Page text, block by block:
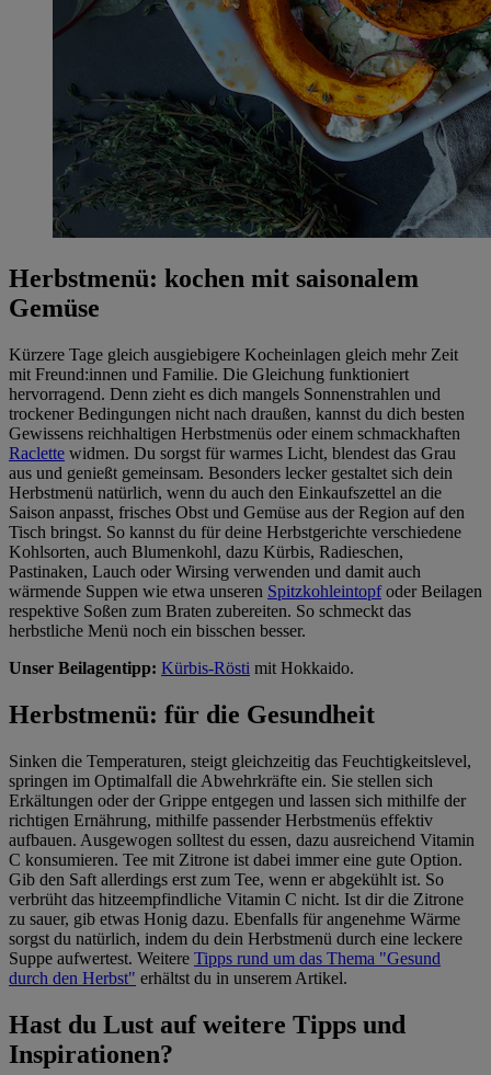
Herbstmenü: kochen mit saisonalem
Gemüse
Kürzere Tage gleich ausgiebigere Kocheinlagen gleich mehr Zeit
mit Freund:innen und Familie. Die Gleichung funktioniert
hervorragend. Denn zieht es dich mangels Sonnenstrahlen und
trockener Bedingungen nicht nach draußen, kannst du dich besten
Gewissens reichhaltigen Herbstmenüs oder einem schmackhaften
Raclette widmen. Du sorgst für warmes Licht, blendest das Grau
aus und genießt gemeinsam. Besonders lecker gestaltet sich dein
Herbstmenü natürlich, wenn du auch den Einkaufszettel an die
Saison anpasst, frisches Obst und Gemüse aus der Region auf den
Tisch bringst. So kannst du für deine Herbstgerichte verschiedene
Kohlsorten, auch Blumenkohl, dazu Kürbis, Radieschen,
Pastinaken, Lauch oder Wirsing verwenden und damit auch
wärmende Suppen wie etwa unseren Spitzkohleintopfoder Beilagen
respektive Soßen zum Braten zubereiten. So schmeckt das
herbstliche Menü noch ein bisschen besser.
Unser Beilagentipp: Kürbis-Rösti mit Hokkaido.
Herbstmenü: für die Gesundheit
Sinken die Temperaturen, steigt gleichzeitig das Feuchtigkeitslevel,
springen im Optimalfall die Abwehrkräfte ein. Sie stellen sich
Erkältungen oder der Grippe entgegen und lassen sich mithilfe der
richtigen Ernährung, mithilfe passender Herbstmenüs effektiv
aufbauen. Ausgewogen solltest du essen, dazu ausreichend Vitamin
C konsumieren. Tee mit Zitrone ist dabei immer eine gute Option.
Gib den Saft allerdings erst zum Tee, wenn er abgekühlt ist. So
verbrüht das hitzeempfindliche Vitamin C nicht. Ist dir die Zitrone
zu sauer, gib etwas Honig dazu. Ebenfalls für angenehme Wärme
sorgst du natürlich, indem du dein Herbstmenü durch eine leckere
Suppe aufwertest. Weitere Tipps rund um das Thema "Gesund
durch den Herbst" erhältst du in unserem Artikel.
Hast du Lust auf weitere Tipps und
Inspirationen?